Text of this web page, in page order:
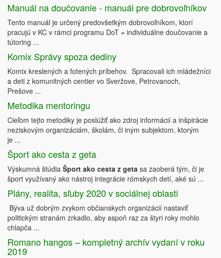
Manuál na doučovanie - manuál pre dobrovoľníkov
Tento manuál je určený predovšetkým dobrovoľníkom, ktorí
pracujú v KC v rámci programu DoT = individuálne doučovanie a
tútoring ...
Komix Správy spoza dediny
Komix kreslených a fotených príbehov. Spracovali ich mládežníci
a deti z komunitných centier vo Sveržove, Petrovanoch,
Prešove ...
Metodika mentoringu
Cieľom tejto metodiky je poslúžiť ako zdroj informácií a inšpirácie
neziskovým organizáciám, školám, či iným subjektom, ktorým
je ...
Šport ako cesta z geta
Výskumná štúdia Šport ako cesta z geta sa zaoberá tým, či je
šport využívaný ako nástroj integrácie rómskych detí, aké sú ...
Plány, realita, sľuby 2020 v sociálnej oblasti
Býva už dobrým zvykom občianskych organizácií nastaviť
politickým stranám zrkadlo, aby aspoň raz za štyri roky mohlo
chlapča ...
Romano hangos – kompletný archív vydaní v roku
2019